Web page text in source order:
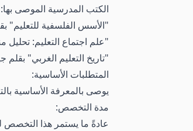
الكتب المدرسية الموصى بها:
"الأسس الفلسفية للتعليم"
"علم اجتماع التعليم: تحليل
"تاريخ التعليم الغربي"
المتطلبات الأساسية:
يوصى بالمعرفة الأساسية
مدة التخصص:
عادةً ما يستمر هذا التخصص